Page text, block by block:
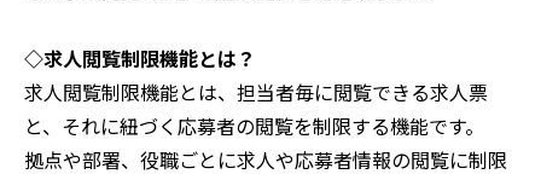
◇求人閲覧制限機能とは？
求人閲覧制限機能とは、担当者毎に閲覧できる求人票
と、それに紐づく応募者の閲覧を制限する機能です。
拠点や部署、役職ごとに求人や応募者情報の閲覧に制限